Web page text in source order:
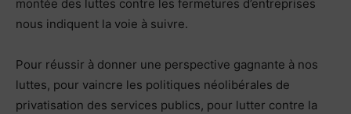
montée des luttes contre les fermetures d’entreprises
nous indiquent la voie à suivre.
Pour réussir à donner une perspective gagnante à nos
luttes, pour vaincre les politiques néolibérales de
privatisation des services publics, pour lutter contre la